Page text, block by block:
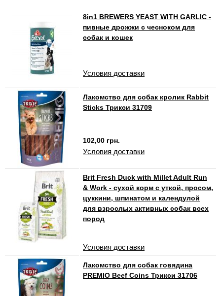
8in1 BREWERS YEAST WITH GARLIC -
пивные дрожжи с чесноком для
собак и кошек
Условия доставки
Лакомство для собак кролик Rabbit
Sticks Трикси 31709
102,00 грн.
Условия доставки
Brit Fresh Duck with Millet Adult Run
& Work - сухой корм с уткой, просом,
цуккини, шпинатом и календулой
для взрослых активных собак всех
пород
Условия доставки
Лакомство для собак говядина
PREMIO Beef Coins Трикси 31706